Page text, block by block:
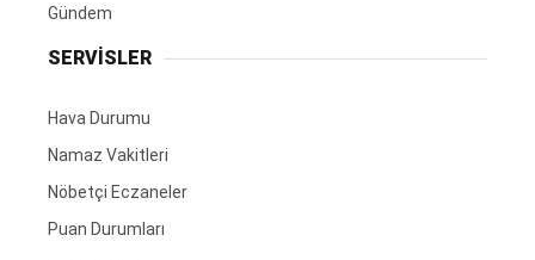
Gündem
SERVİSLER
Hava Durumu
Namaz Vakitleri
Nöbetçi Eczaneler
Puan Durumları